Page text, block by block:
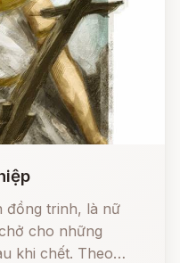
đồng trinh, là nữ
cho những
khi chết. Theo